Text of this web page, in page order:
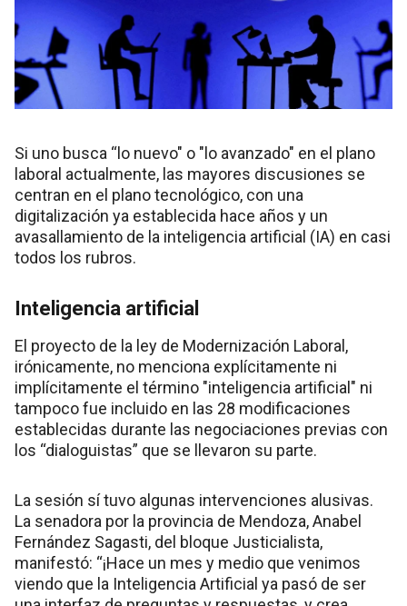
Si uno busca “lo nuevo" o "lo avanzado" en el plano
laboral actualmente, las mayores discusiones se
centran en el plano tecnológico, con una
digitalización ya establecida hace años y un
avasallamiento de la inteligencia artificial (IA) en casi
todos los rubros.
Inteligencia artificial
El proyecto de la ley de Modernización Laboral,
irónicamente, no menciona explícitamente ni
implícitamente el término "inteligencia artificial" ni
tampoco fue incluido en las 28 modificaciones
establecidas durante las negociaciones previas con
los “dialoguistas” que se llevaron su parte.
La sesión sí tuvo algunas intervenciones alusivas.
La senadora por la provincia de Mendoza, Anabel
Fernández Sagasti, del bloque Justicialista,
manifestó: “¡Hace un mes y medio que venimos
viendo que la Inteligencia Artificial ya pasó de ser